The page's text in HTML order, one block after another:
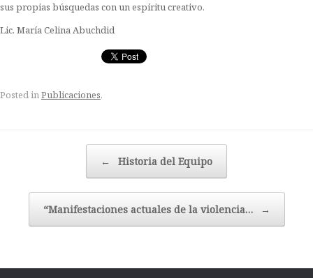
sus propias búsquedas con un espíritu creativo.
Lic. María Celina Abuchdid
Posted in Publicaciones.
← Historia del Equipo
“Manifestaciones actuales de la violencia… →